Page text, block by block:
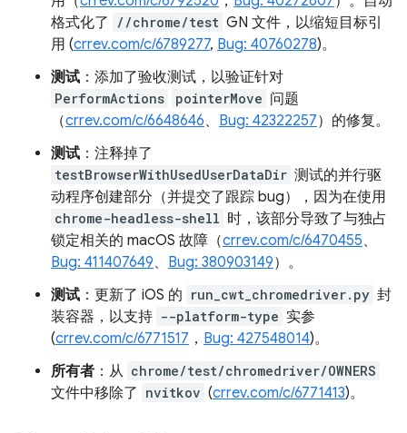
格式化了
//chrome/test GN 文件，以缩短目标引
用 (crrev.com/c/6789277, Bug: 40760278)。
测试 ：添加了验收测试，以验证针对
PerformActions pointerMove 问题
（crrev.com/c/6648646、 Bug: 42322257）的修复。
测试 ：注释掉了
testBrowserWithUsedUserDataDir 测试的并行驱
动程序创建部分（并提交了跟踪 bug），因为在使用
chrome-headless-shell 时，该部分导致了与独占
锁定相关的 macOS 故障（crrev.com/c/6470455、
Bug: 411407649、 Bug: 380903149）。
测试 ：更新了 iOS 的 run_cwt_chromedriver.py 封
装容器，以支持 --platform-type 实参
(crrev.com/c/6771517 ， Bug: 427548014)。
所有者 ：从 chrome/test/chromedriver/OWNERS
文件中移除了 nvitkov (crrev.com/c/6771413)。